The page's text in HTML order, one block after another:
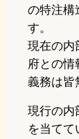
の特注構
す。
現在の内
府との情
義務は皆
現行の内
を当てて